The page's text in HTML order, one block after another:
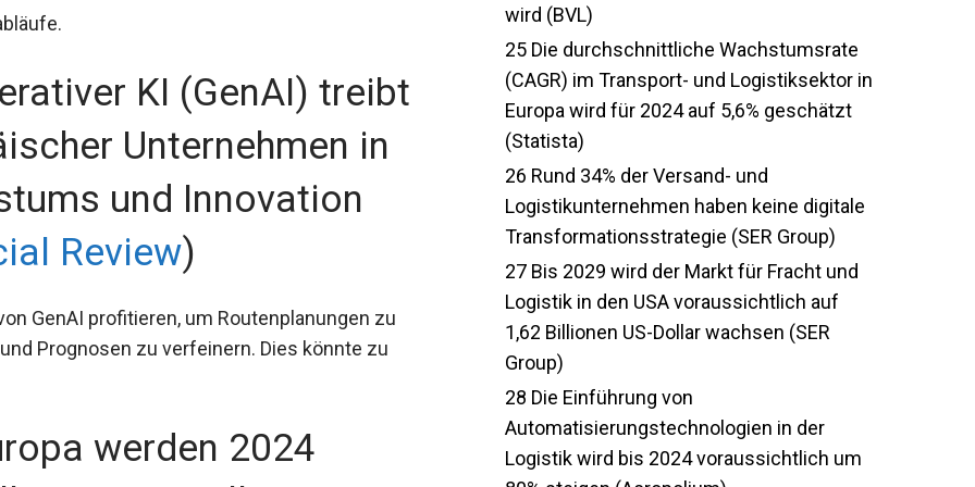
KI (GenAI) treibt
Unternehmen in
und Innovation
Review)
GenAI profitieren, um Routenplanungen zu
Prognosen zu verfeinern. Dies könnte zu
werden 2024
wird (BVL)
25 Die durchschnittliche Wachstumsrate
(CAGR) im Transport- und Logistiksektor in
Europa wird für 2024 auf 5,6% geschätzt
(Statista)
26 Rund 34% der Versand- und
Logistikunternehmen haben keine digitale
Transformationsstrategie (SER Group)
27 Bis 2029 wird der Markt für Fracht und
Logistik in den USA voraussichtlich auf
1,62 Billionen US-Dollar wachsen (SER
Group)
28 Die Einführung von
Automatisierungstechnologien in der
Logistik wird bis 2024 voraussichtlich um